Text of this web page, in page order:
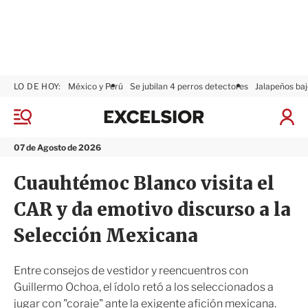
M
n
07 de Agosto de 2026
LO DE HOY: México y Perú Se jubilan 4 perros detectores Jalapeños
I
S
x
i
r
Cuauhtémoc Blanco visita el
CAR y da emotivo discurso a la
Selección Mexicana
Entre consejos de vestidor y reencuentros con
Guillermo Ochoa, el ídolo retó a los seleccionados a
jugar con "coraje" ante la exigente afición mexicana.